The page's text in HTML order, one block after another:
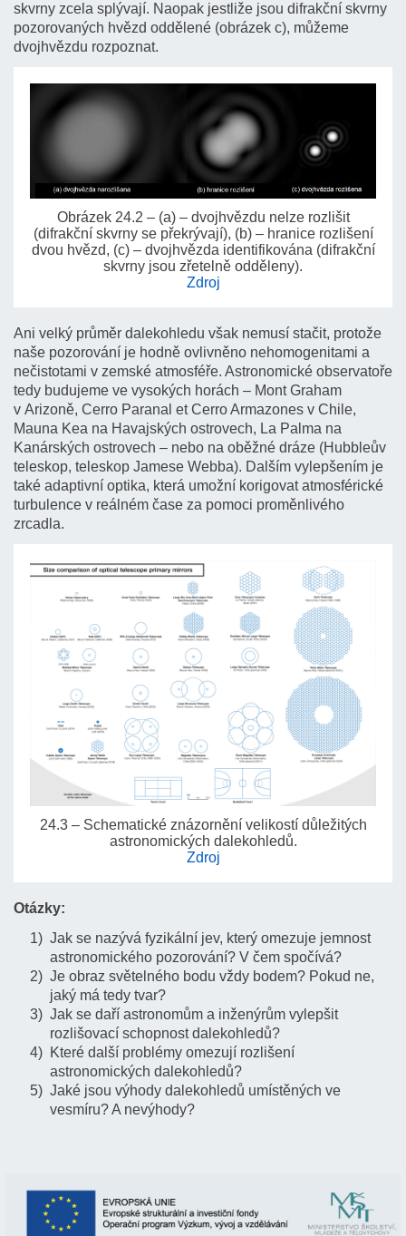
skvrny zcela splývají. Naopak jestliže jsou difrakční skvrny
pozorovaných hvězd oddělené (obrázek c), můžeme
dvojhvězdu rozpoznat.
Obrázek 24.2 – (a) – dvojhvězdu nelze rozlišit
(difrakční skvrny se překrývají), (b) – hranice rozlišení
dvou hvězd, (c) – dvojhvězda identifikována (difrakční
skvrny jsou zřetelně odděleny).
Zdroj
Ani velký průměr dalekohledu však nemusí stačit, protože
naše pozorování je hodně ovlivněno nehomogenitami a
nečistotami v zemské atmosféře. Astronomické observatoře
tedy budujeme ve vysokých horách – Mont Graham
v Arizoně, Cerro Paranal et Cerro Armazones v Chile,
Mauna Kea na Havajských ostrovech, La Palma na
Kanárských ostrovech – nebo na oběžné dráze (Hubbleův
teleskop, teleskop Jamese Webba). Dalším vylepšením je
také adaptivní optika, která umožní korigovat atmosférické
turbulence v reálném čase za pomoci proměnlivého
zrcadla.
24.3 – Schematické znázornění velikostí důležitých
astronomických dalekohledů.
Zdroj
Otázky:
Jak se nazývá fyzikální jev, který omezuje jemnost
astronomického pozorování? V čem spočívá?
Je obraz světelného bodu vždy bodem? Pokud ne,
jaký má tedy tvar?
Jak se daří astronomům a inženýrům vylepšit
rozlišovací schopnost dalekohledů?
Které další problémy omezují rozlišení
astronomických dalekohledů?
Jaké jsou výhody dalekohledů umístěných ve
vesmíru? A nevýhody?